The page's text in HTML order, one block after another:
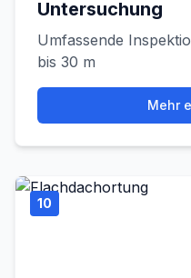
Untersuchung
Umfassende
bis 30 m
Mehr
10